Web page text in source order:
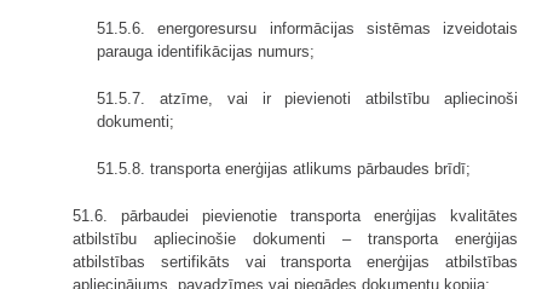
51.5.6. energoresursu informācijas sistēmas izveidotais
parauga identifikācijas numurs;
51.5.7. atzīme, vai ir pievienoti atbilstību apliecinoši
dokumenti;
51.5.8. transporta enerģijas atlikums pārbaudes brīdī;
51.6. pārbaudei pievienotie transporta enerģijas kvalitātes
atbilstību apliecinošie dokumenti – transporta enerģijas
atbilstības sertifikāts vai transporta enerģijas atbilstības
apliecinājums, pavadzīmes vai piegādes dokumentu kopija;